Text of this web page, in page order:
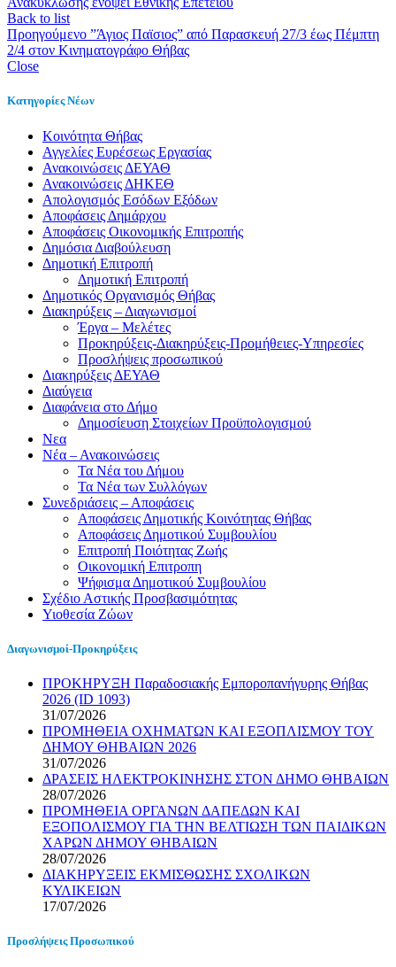
Back to list
Προηγούμενο ”Άγιος Παϊσιος” από Παρασκευή 27/3 έως Πέμπτη
2/4 στον Κινηματογράφο Θήβας
Close
Κατηγορίες Νέων
Kοινότητα Θήβας
Αγγελίες Ευρέσεως Εργασίας
Ανακοινώσεις ΔΕΥΑΘ
Ανακοινώσεις ΔΗΚΕΘ
Απολογισμός Εσόδων Εξόδων
Αποφάσεις Δημάρχου
Αποφάσεις Οικονομικής Επιτροπής
Δημόσια Διαβούλευση
Δημοτική Επιτροπή
Δημοτική Επιτροπή
Δημοτικός Οργανισμός Θήβας
Διακηρύξεις – Διαγωνισμοί
Έργα – Μελέτες
Προκηρύξεις-Διακηρύξεις-Προμήθειες-Υπηρεσίες
Προσλήψεις προσωπικού
Διακηρύξεις ΔΕΥΑΘ
Διαύγεια
Διαφάνεια στο Δήμο
Δημοσίευση Στοιχείων Προϋπολογισμού
Νεα
Νέα – Ανακοινώσεις
Τα Νέα του Δήμου
Τα Νέα των Συλλόγων
Συνεδριάσεις – Αποφάσεις
Αποφάσεις Δημοτικής Κοινότητας Θήβας
Αποφάσεις Δημοτικού Συμβουλίου
Επιτροπή Ποιότητας Ζωής
Οικονομική Επιτροπη
Ψήφισμα Δημοτικού Συμβουλίου
Σχέδιο Αστικής Προσβασιμότητας
Υιοθεσία Ζώων
Διαγωνισμοί-Προκηρύξεις
ΠΡΟΚΗΡΥΞΗ Παραδοσιακής Εμποροπανήγυρης Θήβας
2026 (ID 1093)
31/07/2026
ΠΡΟΜΗΘΕΙΑ ΟΧΗΜΑΤΩΝ ΚΑΙ ΕΞΟΠΛΙΣΜΟΥ ΤΟΥ
ΔΗΜΟΥ ΘΗΒΑΙΩΝ 2026
31/07/2026
ΔΡΑΣΕΙΣ ΗΛΕΚΤΡΟΚΙΝΗΣΗΣ ΣΤΟΝ ΔΗΜΟ ΘΗΒΑΙΩΝ
28/07/2026
ΠΡΟΜΗΘΕΙΑ ΟΡΓΑΝΩΝ ΔΑΠΕΔΩΝ ΚΑΙ
ΕΞΟΠΟΛΙΣΜΟΥ ΓΙΑ ΤΗΝ ΒΕΛΤΙΩΣΗ ΤΩΝ ΠΑΙΔΙΚΩΝ
ΧΑΡΩΝ ΔΗΜΟΥ ΘΗΒΑΙΩΝ
28/07/2026
ΔΙΑΚΗΡΥΞΕΙΣ ΕΚΜΙΣΘΩΣΗΣ ΣΧΟΛΙΚΩΝ
ΚΥΛΙΚΕΙΩΝ
17/07/2026
Προσλήψεις Προσωπικού